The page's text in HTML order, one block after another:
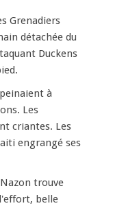
Grenadiers
détachée du
Duckens
à
Les
criantes. Les
engrangé ses
trouve
belle